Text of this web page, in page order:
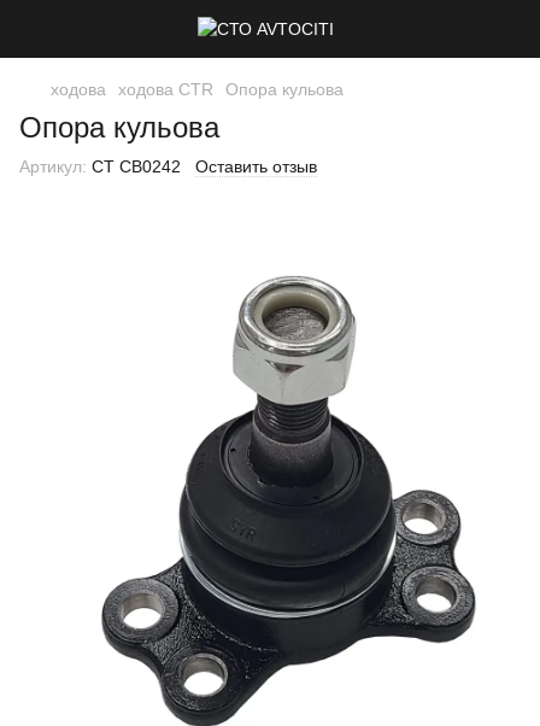
ходова ходова CTR Опора кульова
Опора кульова
Артикул: CT CB0242 Оставить отзыв